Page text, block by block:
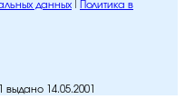
данных
Политика в
14.05.2001